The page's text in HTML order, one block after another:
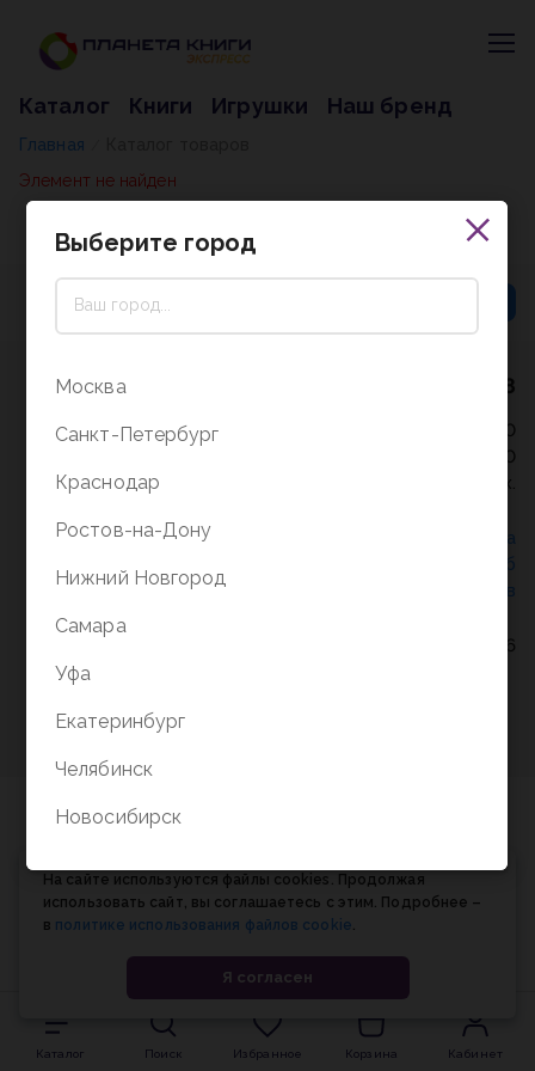
Каталог Книги Игрушки Наш бренд
Главная
Элемент не найден
8 (800) 5000-338
Режим работы - 9:30-20:00
в выходные и праздники - 10:00-19:00
без перерыва и выходных.
Политика конфиденциальности
СОГЛАСИЕ на
Соглашение об
использовании cookie-файлов
© Планета книги, 1998-2026
Каталог Поиск Избранное Корзина Кабинет
На сайте используются файлы cookies. Продолжая
использовать сайт, вы соглашаетесь с этим. Подробнее –
в политике использования файлов cookie.
Я согласен
Выберите город
Москва
Санкт-Петербург
Краснодар
Ростов-на-Дону
Нижний Новгород
Самара
Уфа
Екатеринбург
Челябинск
Новосибирск